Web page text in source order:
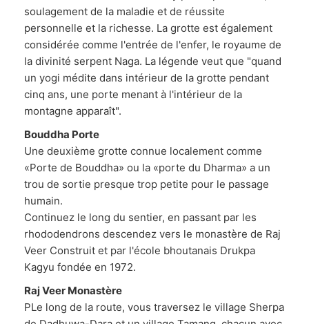
soulagement de la maladie et de réussite
personnelle et la richesse. La grotte est également
considérée comme l'entrée de l'enfer, le royaume de
la divinité serpent Naga. La légende veut que "quand
un yogi médite dans intérieur de la grotte pendant
cinq ans, une porte menant à l'intérieur de la
montagne apparaît".
Bouddha Porte
Une deuxième grotte connue localement comme
«Porte de Bouddha» ou la «porte du Dharma» a un
trou de sortie presque trop petite pour le passage
humain.
Continuez le long du sentier, en passant par les
rhododendrons descendez vers le monastère de Raj
Veer Construit et par l'école bhoutanais Drukpa
Kagyu fondée en 1972.
Raj Veer Monastère
PLe long de la route, vous traversez le village Sherpa